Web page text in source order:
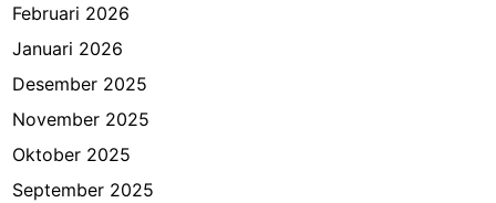
Februari 2026
Januari 2026
Desember 2025
November 2025
Oktober 2025
September 2025